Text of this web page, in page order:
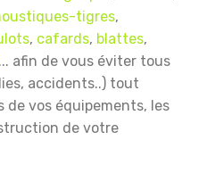
tigres,
, cafards, blattes,
... afin de vous éviter tous
accidents..) tout
de vos équipements, les
de votre